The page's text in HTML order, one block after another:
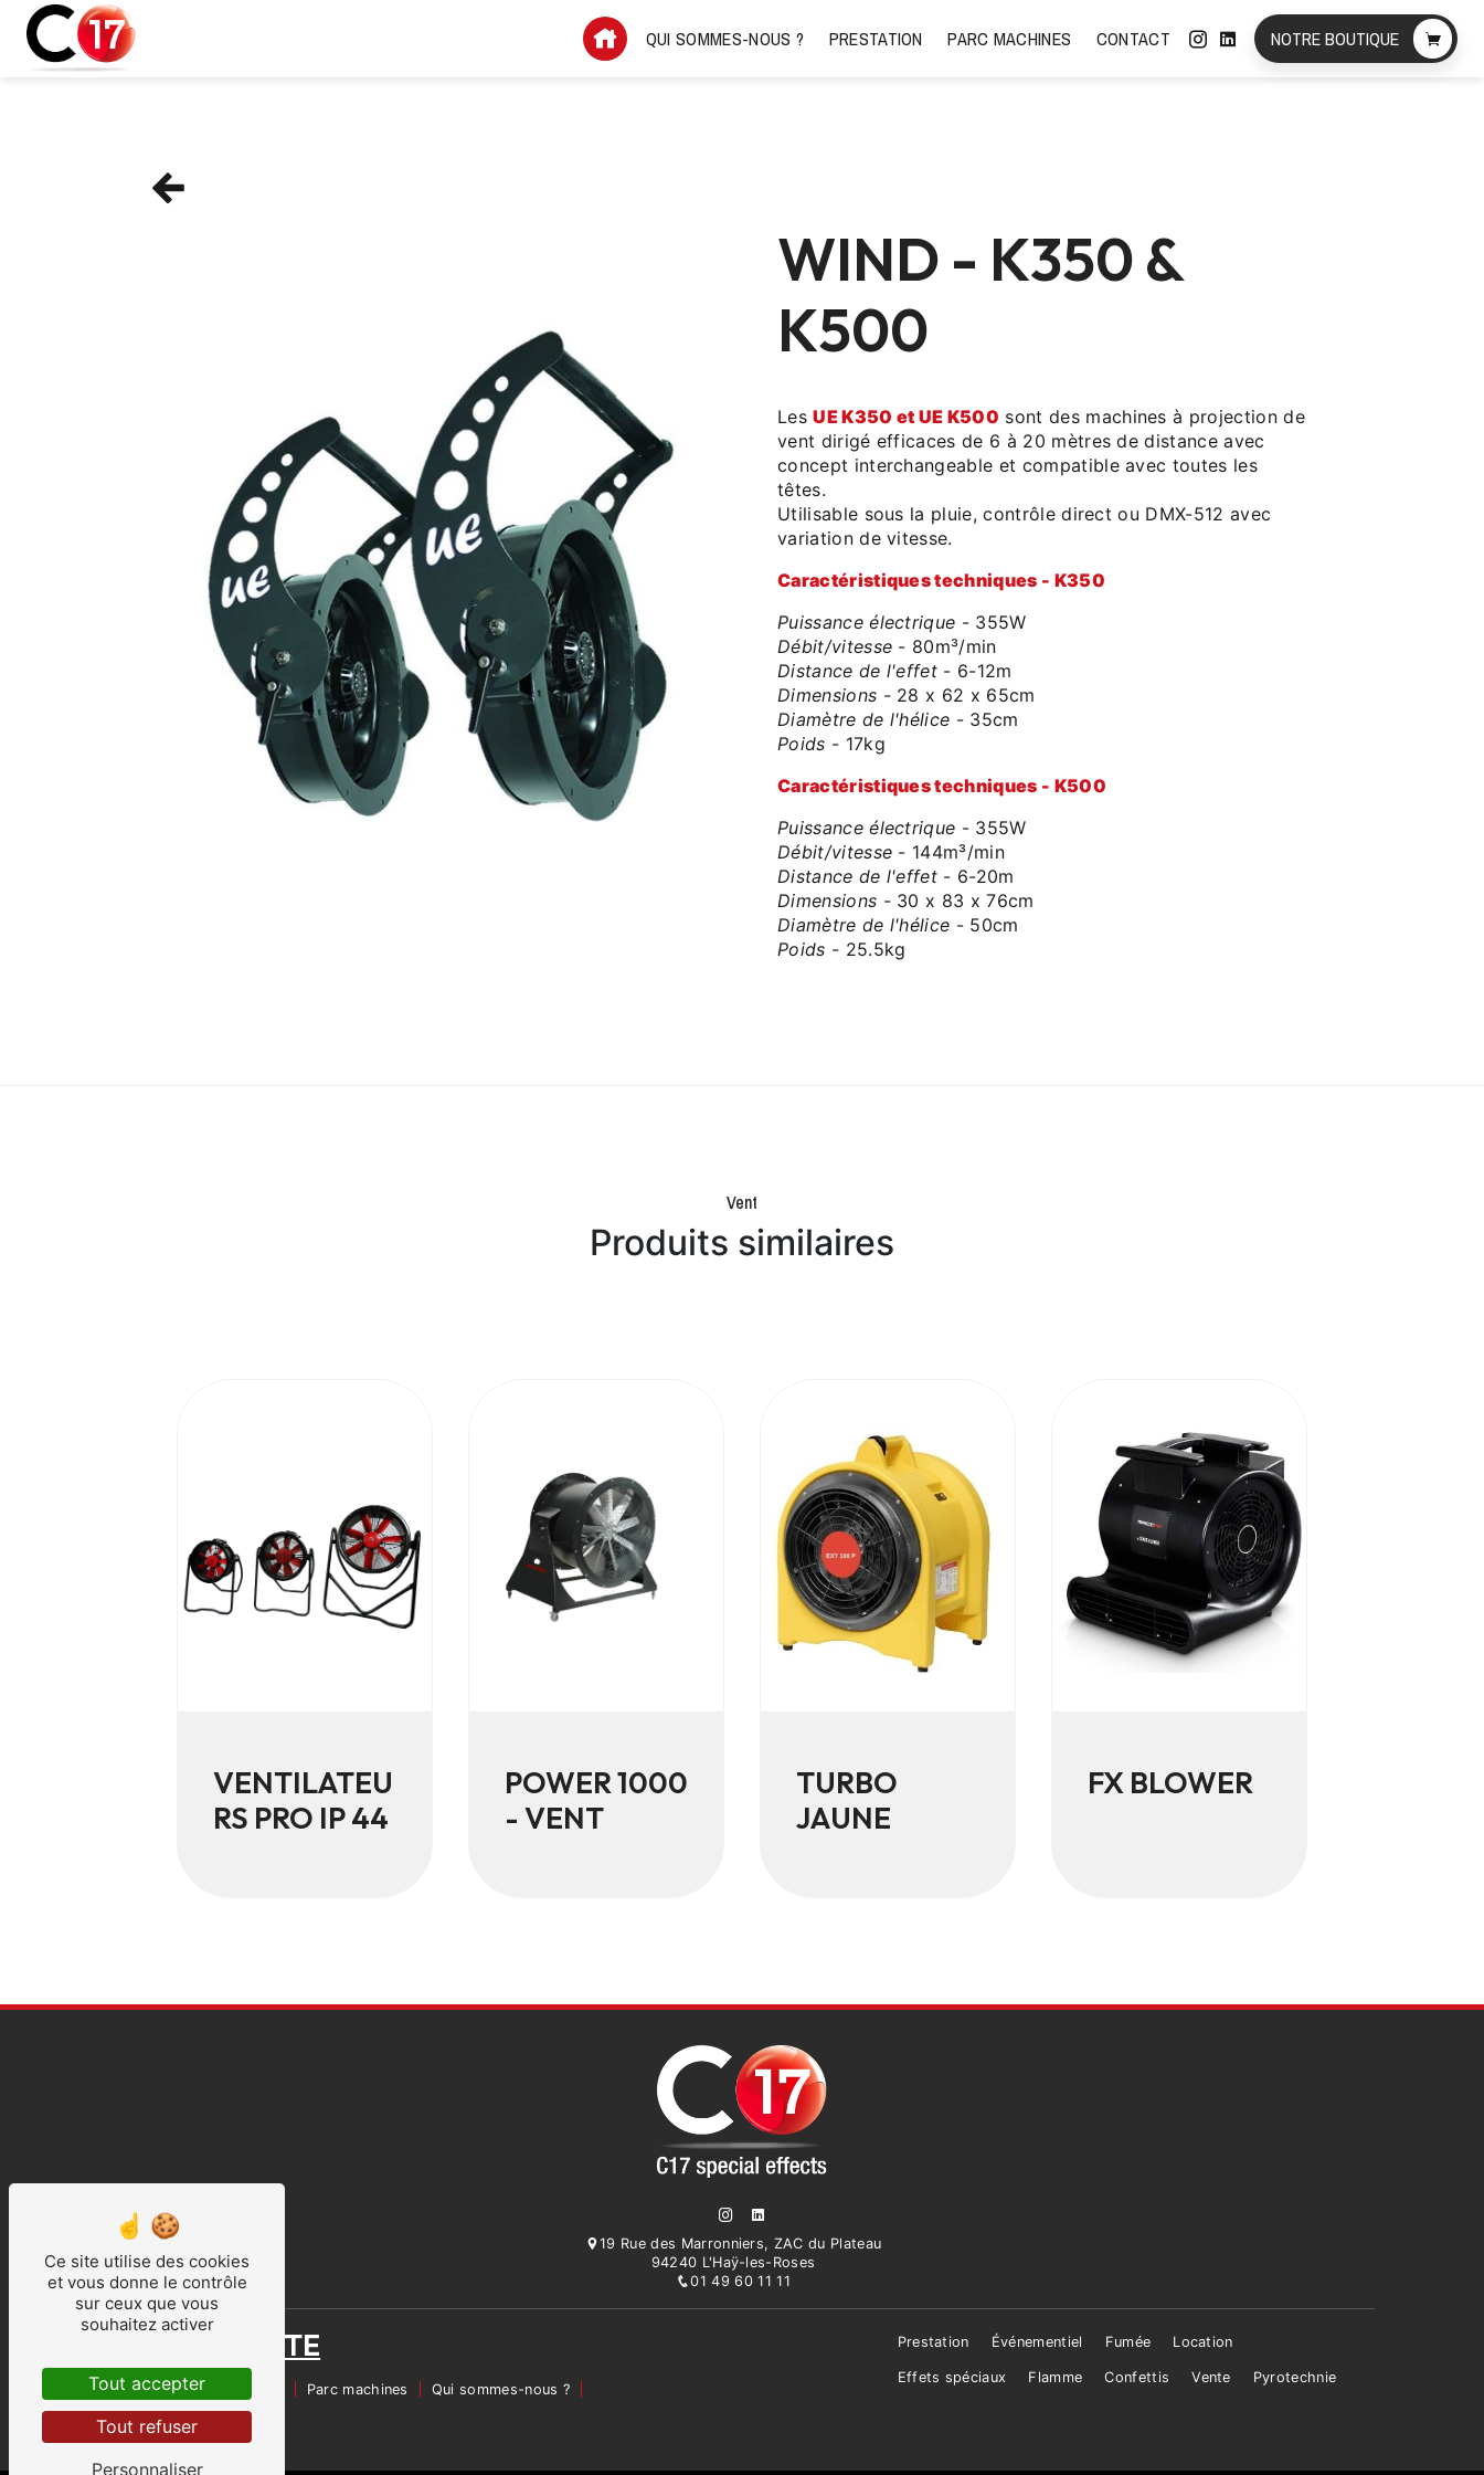
QUI SOMMES-NOUS ? PRESTATION PARC MACHINES CONTACT NOTRE BOUTIQUE
WIND - K350 &
K500
LesUE K350 et UE K500 sont des machines à projection de
vent dirigé efficaces de 6 à 20 mètres de distance avec
concept interchangeable et compatible avec toutes les
têtes.
Utilisable sous la pluie, contrôle direct ou DMX-512 avec
variation de vitesse.
Caractéristiques techniques - K350
Puissance électrique - 355W
Débit/vitesse - 80m³/min
Distance de l'effet - 6-12m
Dimensions - 28 x 62 x 65cm
Diamètre de l'hélice - 35cm
Poids - 17kg
Caractéristiques techniques - K500
Puissance électrique - 355W
Débit/vitesse - 144m³/min
Distance de l'effet - 6-20m
Dimensions - 30 x 83 x 76cm
Diamètre de l'hélice - 50cm
Poids - 25.5kg
Vent
Produits similaires
VENTILATEU
RS PRO IP 44
POWER 1000
- VENT
TURBO
JAUNE
FX BLOWER
19 Rue des Marronniers, ZAC du Plateau
94240 L'Haÿ-les-Roses
01 49 60 11 11
PLAN DU SITE
Accueil Parc machines
Qui sommes-nous ?
Contact
Effets spéciaux Flamme Confettis Vente Pyrotechnie
Prestation Événementiel Fumée Location
Panneau de gestion des cookies
Ce site utilise des cookies
et vous donne le contrôle
sur ceux que vous
souhaitez activer
Tout accepter
Tout refuser
Personnaliser